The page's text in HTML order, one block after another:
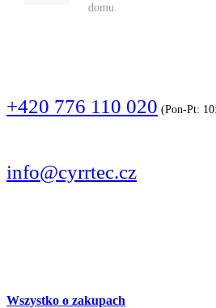
domu.
+420 776 110 020 (Pon-Pt:
info@cyrrtec.cz
Wszystko o zakupach